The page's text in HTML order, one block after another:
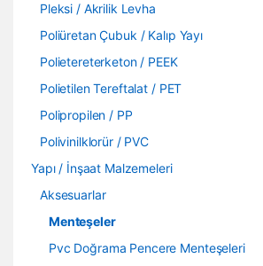
Pleksi / Akrilik Levha
Poliüretan Çubuk / Kalıp Yayı
Polietereterketon / PEEK
Polietilen Tereftalat / PET
Polipropilen / PP
Polivinilklorür / PVC
Yapı / İnşaat Malzemeleri
Aksesuarlar
Menteşeler
Pvc Doğrama Pencere Menteşeleri